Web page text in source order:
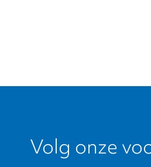
Volg onze